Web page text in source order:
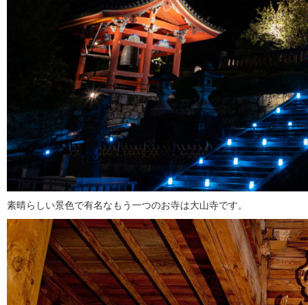
素晴らしい景色で有名なもう一つのお寺は大山寺です。